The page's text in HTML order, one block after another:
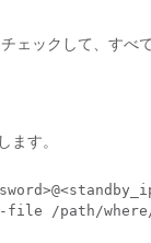
ェックして、すべ
ます。